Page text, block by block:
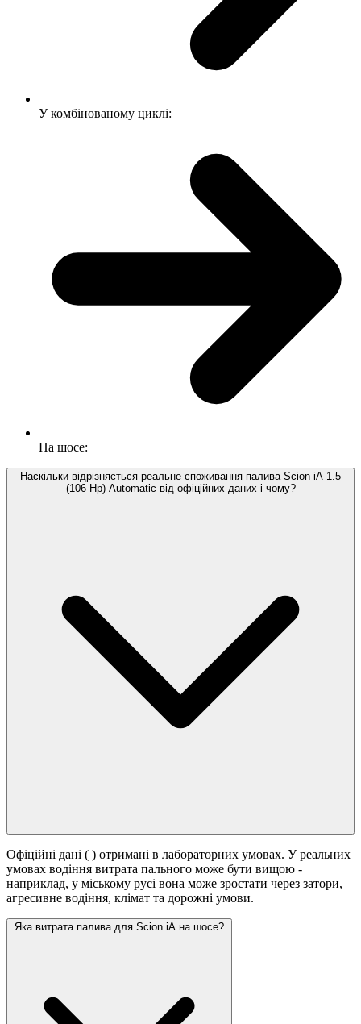
У комбінованому циклі:
На шосе:
Наскільки відрізняється реальне споживання палива Scion iA 1.5
(106 Hp) Automatic від офіційних даних і чому?
Офіційні дані ( ) отримані в лабораторних умовах. У реальних
умовах водіння витрата пального може бути вищою -
наприклад, у міському русі вона може зростати через затори,
агресивне водіння, клімат та дорожні умови.
Яка витрата палива для Scion iA на шосе?